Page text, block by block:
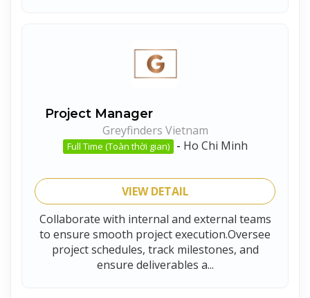
Project Manager
Greyfinders Vietnam
Full Time (Toàn thời gian) - Ho Chi Minh
VIEW DETAIL
Collaborate with internal and external teams
to ensure smooth project execution.Oversee
project schedules, track milestones, and
ensure deliverables a...